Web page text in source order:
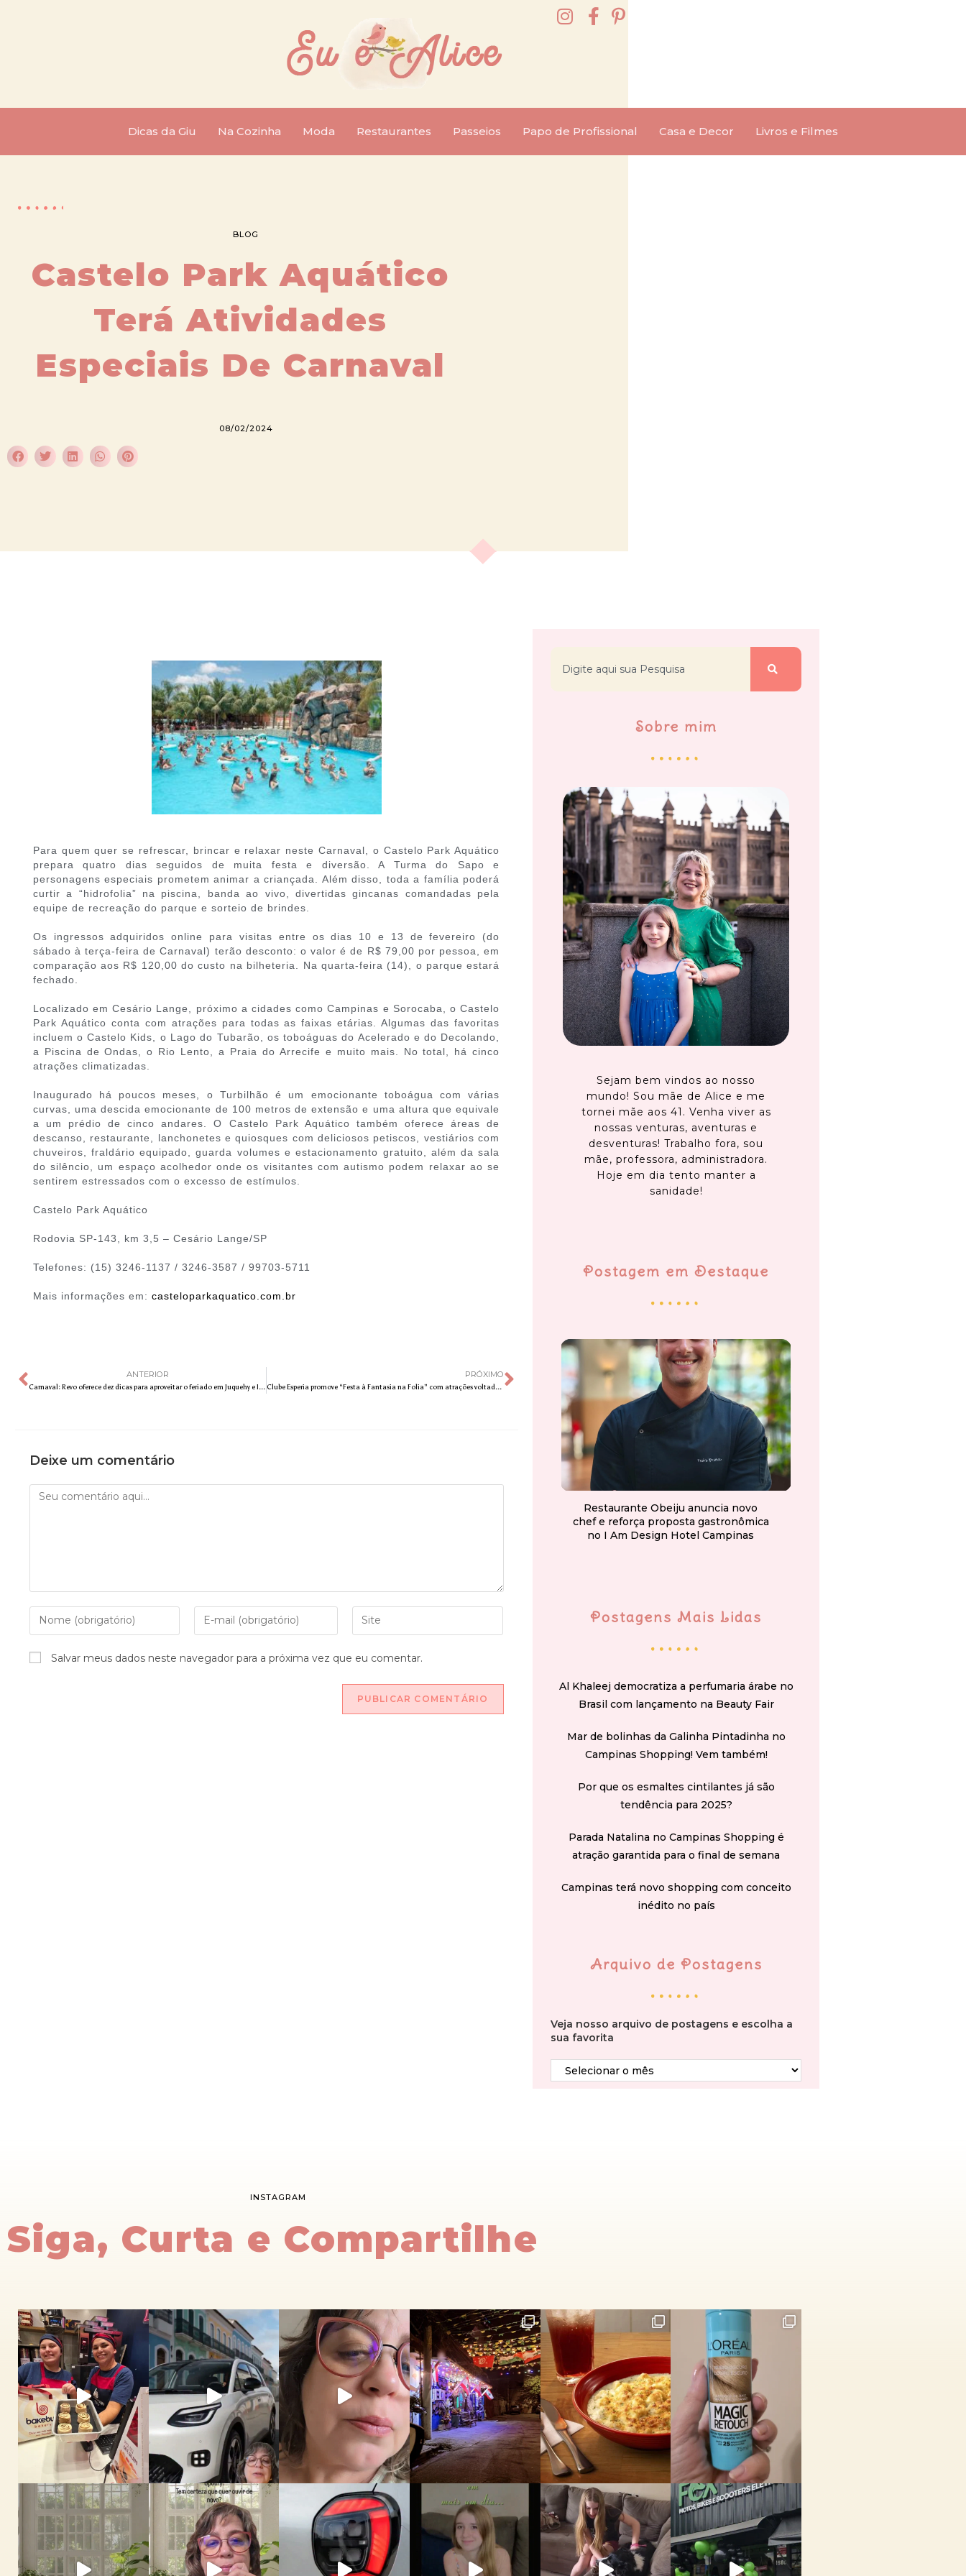
Dicas da Giu Na Cozinha Moda Restaurantes Passeios Papo de Profissional Casa e Decor Livros e Filmes
BLOG
Castelo Park Aquático
Terá Atividades
Especiais De Carnaval
08/02/2024
Para quem quer se refrescar, brincar e relaxar neste Carnaval, o Castelo Park Aquático
prepara quatro dias seguidos de muita festa e diversão. A Turma do Sapo e
personagens especiais prometem animar a criançada. Além disso, toda a família poderá
curtir a “hidrofolia” na piscina, banda ao vivo, divertidas gincanas comandadas pela
equipe de recreação do parque e sorteio de brindes.
Os ingressos adquiridos online para visitas entre os dias 10 e 13 de fevereiro (do
sábado à terça-feira de Carnaval) terão desconto: o valor é de R$ 79,00 por pessoa, em
comparação aos R$ 120,00 do custo na bilheteria. Na quarta-feira (14), o parque estará
fechado.
Localizado em Cesário Lange, próximo a cidades como Campinas e Sorocaba, o Castelo
Park Aquático conta com atrações para todas as faixas etárias. Algumas das favoritas
incluem o Castelo Kids, o Lago do Tubarão, os toboáguas do Acelerado e do Decolando,
a Piscina de Ondas, o Rio Lento, a Praia do Arrecife e muito mais. No total, há cinco
atrações climatizadas.
Inaugurado há poucos meses, o Turbilhão é um emocionante toboágua com várias
curvas, uma descida emocionante de 100 metros de extensão e uma altura que equivale
a um prédio de cinco andares. O Castelo Park Aquático também oferece áreas de
descanso, restaurante, lanchonetes e quiosques com deliciosos petiscos, vestiários com
chuveiros, fraldário equipado, guarda volumes e estacionamento gratuito, além da sala
do silêncio, um espaço acolhedor onde os visitantes com autismo podem relaxar ao se
sentirem estressados com o excesso de estímulos.
Castelo Park Aquático
Rodovia SP-143, km 3,5 – Cesário Lange/SP
Telefones: (15) 3246-1137 / 3246-3587 / 99703-5711
Mais informações em: casteloparkaquatico.com.br
ANTERIOR
Carnaval: Revo oferece dez dicas para aproveitar o feriado em Juquehy e Ilhabela com conforto e agilidade
PRÓXIMO
Clube Esperia promove “Festa à Fantasia na Folia” com atrações voltadas para crianças
Deixe um comentário
Salvar meus dados neste navegador para a próxima vez que eu comentar.
Sobre mim
Sejam bem vindos ao nosso
mundo! Sou mãe de Alice e me
tornei mãe aos 41. Venha viver as
nossas venturas, aventuras e
desventuras! Trabalho fora, sou
mãe, professora, administradora.
Hoje em dia tento manter a
sanidade!
Postagem em Destaque
Restaurante Obeiju anuncia novo
chef e reforça proposta gastronômica
no I Am Design Hotel Campinas
Postagens Mais Lidas
Al Khaleej democratiza a perfumaria árabe no
Brasil com lançamento na Beauty Fair
Mar de bolinhas da Galinha Pintadinha no
Campinas Shopping! Vem também!
Por que os esmaltes cintilantes já são
tendência para 2025?
Parada Natalina no Campinas Shopping é
atração garantida para o final de semana
Campinas terá novo shopping com conceito
inédito no país
Arquivo de Postagens
Veja nosso arquivo de postagens e escolha a
sua favorita
INSTAGRAM
Siga, Curta e Compartilhe